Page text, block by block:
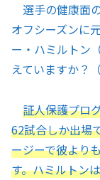
選手の健康面
オフシーズンに
ー・ハミルトン
えていますか？
証人保護プロ
62試合しか出場
ージーで彼より
す。ハミルトン